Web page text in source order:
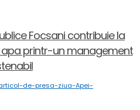
Focsani contribuie la
printr-un management
de-presa-ziua-Apei-